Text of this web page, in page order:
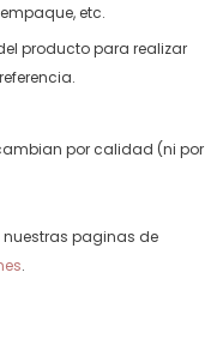
etc.
producto para realizar
por calidad (ni por
paginas de
.